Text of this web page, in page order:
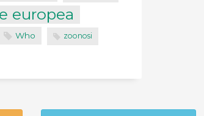
europea
Who zoonosi